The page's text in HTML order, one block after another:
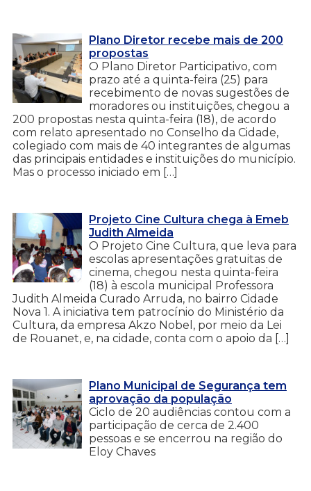
Plano Diretor recebe mais de 200
propostas
O Plano Diretor Participativo, com
prazo até a quinta-feira (25) para
recebimento de novas sugestões de
moradores ou instituições, chegou a
200 propostas nesta quinta-feira (18), de acordo
com relato apresentado no Conselho da Cidade,
colegiado com mais de 40 integrantes de algumas
das principais entidades e instituições do município.
Mas o processo iniciado em […]
Projeto Cine Cultura chega à Emeb
Judith Almeida
O Projeto Cine Cultura, que leva para
escolas apresentações gratuitas de
cinema, chegou nesta quinta-feira
(18) à escola municipal Professora
Judith Almeida Curado Arruda, no bairro Cidade
Nova 1. A iniciativa tem patrocínio do Ministério da
Cultura, da empresa Akzo Nobel, por meio da Lei
de Rouanet, e, na cidade, conta com o apoio da […]
Plano Municipal de Segurança tem
aprovação da população
Ciclo de 20 audiências contou com a
participação de cerca de 2.400
pessoas e se encerrou na região do
Eloy Chaves